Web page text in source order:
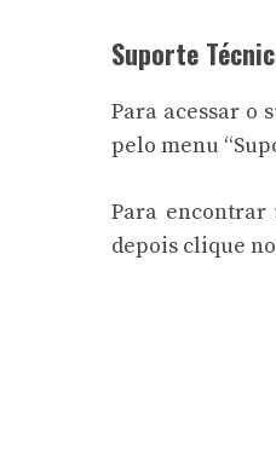
Suporte
Para acessar o
pelo menu
Para encontrar
depois clique